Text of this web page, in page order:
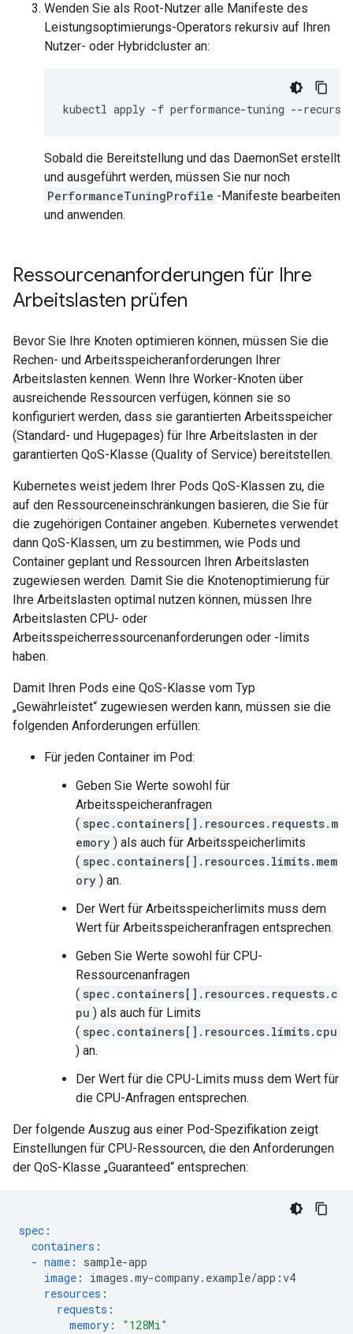
Wenden Sie als Root-Nutzer alle Manifeste des
Leistungsoptimierungs-Operators rekursiv auf Ihren
Nutzer- oder Hybridcluster an:
kubectl apply -f performance-tuning --
Sobald die Bereitstellung und das DaemonSet erstellt
und ausgeführt werden, müssen Sie nur noch
PerformanceTuningProfile -Manifeste bearbeiten
und anwenden.
Ressourcenanforderungen für Ihre
Arbeitslasten prüfen
Bevor Sie Ihre Knoten optimieren können, müssen Sie die
Rechen- und Arbeitsspeicheranforderungen Ihrer
Arbeitslasten kennen. Wenn Ihre Worker-Knoten über
ausreichende Ressourcen verfügen, können sie so
konfiguriert werden, dass sie garantierten Arbeitsspeicher
(Standard- und Hugepages) für Ihre Arbeitslasten in der
garantierten QoS-Klasse (Quality of Service) bereitstellen.
Kubernetes weist jedem Ihrer Pods QoS-Klassen zu, die
auf den Ressourceneinschränkungen basieren, die Sie für
die zugehörigen Container angeben. Kubernetes verwendet
dann QoS-Klassen, um zu bestimmen, wie Pods und
Container geplant und Ressourcen Ihren Arbeitslasten
zugewiesen werden. Damit Sie die Knotenoptimierung für
Ihre Arbeitslasten optimal nutzen können, müssen Ihre
Arbeitslasten CPU- oder
Arbeitsspeicherressourcenanforderungen oder -limits
haben.
Damit Ihren Pods eine QoS-Klasse vom Typ
„Gewährleistet“ zugewiesen werden kann, müssen sie die
folgenden Anforderungen erfüllen:
Für jeden Container im Pod:
Geben Sie Werte sowohl für
Arbeitsspeicheranfragen
( spec.containers[].resources.requests.m
emory ) als auch für Arbeitsspeicherlimits
( spec.containers[].resources.limits.mem
ory ) an.
Der Wert für Arbeitsspeicherlimits muss dem
Wert für Arbeitsspeicheranfragen entsprechen.
Geben Sie Werte sowohl für CPU-
Ressourcenanfragen
( spec.containers[].resources.requests.c
pu ) als auch für Limits
( spec.containers[].resources.limits.cpu
) an.
Der Wert für die CPU-Limits muss dem Wert für
die CPU-Anfragen entsprechen.
Der folgende Auszug aus einer Pod-Spezifikation zeigt
Einstellungen für CPU-Ressourcen, die den Anforderungen
der QoS-Klasse „Guaranteed“ entsprechen:
spec :
containers :
- name :
sample-app
image :
images.my-company.example/app:v4
resources :
requests :
memory :
"128Mi"